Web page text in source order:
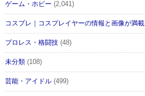
ゲーム・ホビー (2,041)
コスプレ｜コスプレイヤーの情報と画像が満載
プロレス・格闘技 (48)
未分類 (108)
芸能・アイドル (499)